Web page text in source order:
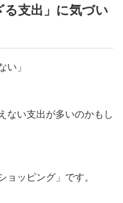
る支出」に気づい
い」
ない支出が多いのかもし
ョッピング」です。